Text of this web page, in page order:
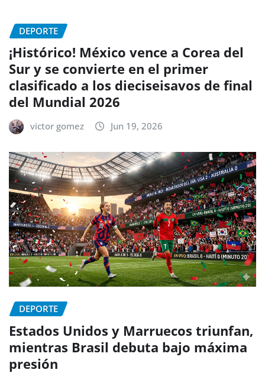
DEPORTE
¡Histórico! México vence a Corea del
Sur y se convierte en el primer
clasificado a los dieciseisavos de final
del Mundial 2026
victor gomez Jun 19, 2026
DEPORTE
Estados Unidos y Marruecos triunfan,
mientras Brasil debuta bajo máxima
presión